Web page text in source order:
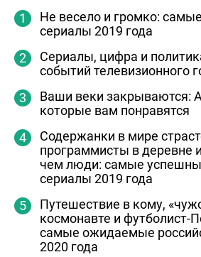
Не весело и громко:
сериалы 2019 года
Сериалы, цифра и
событий телевизионного
Ваши веки закрываются:
которые вам понравятся
Содержанки в мире
программисты в деревне
чем люди: самые
сериалы 2019 года
Путешествие в кому,
космонавте и футболист-
самые ожидаемые
2020 года